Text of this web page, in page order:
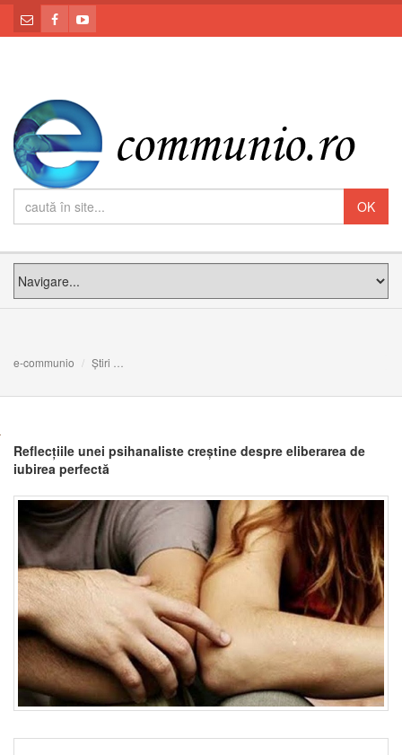
e-communio Știri
Reflecțiile unei psihanaliste creștine despre eliberarea de
iubirea perfectă